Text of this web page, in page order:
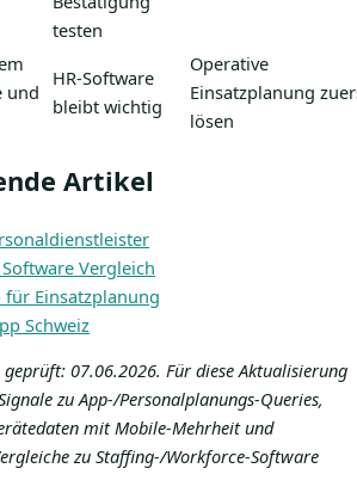
testen
und
HR-Software
bleibt wichtig
Operative
Einsatzplanung
lösen
Artikel
Vergleich
Einsatzplanung
Schweiz
geprüft: 07.06.2026. Für diese Aktualisierung
zu App-/Personalplanungs-Queries,
mit Mobile-Mehrheit und
zu Staffing-/Workforce-Software